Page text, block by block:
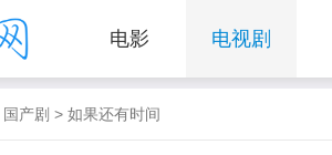
电影 电视剧
国产剧 > 如果还有时间